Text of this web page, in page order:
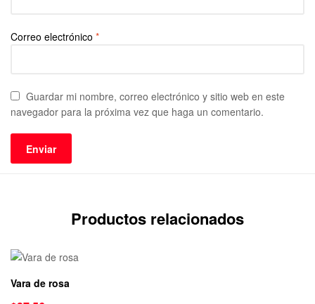
Correo electrónico *
Guardar mi nombre, correo electrónico y sitio web en este
navegador para la próxima vez que haga un comentario.
Productos relacionados
Vara de rosa